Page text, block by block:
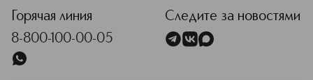
Горячая линия
8-800-100-00-05
Следите за новостями